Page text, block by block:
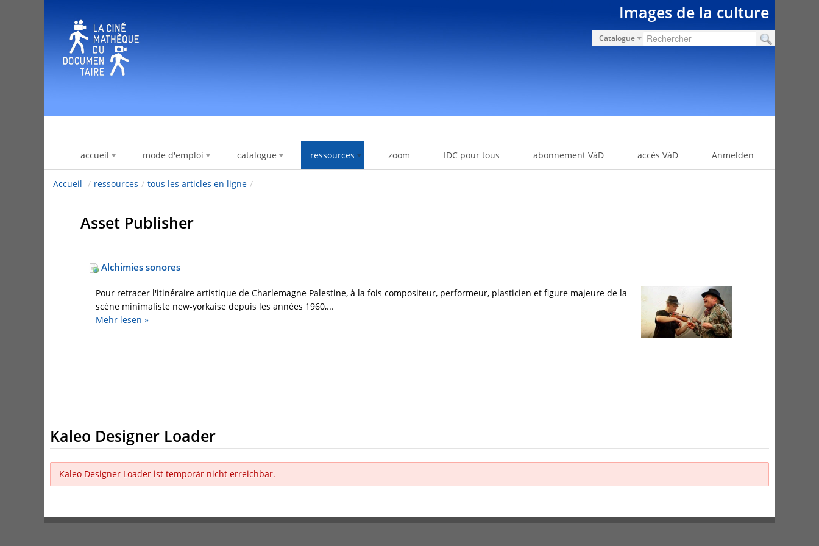
Images de la culture
Catalogue
accueil mode d'emploi catalogue ressources zoom IDC pour tous abonnement VàD accès VàD Anmelden
Accueil / ressources / tous les articles en ligne /
Asset Publisher
Alchimies sonores
Pour retracer l'itinéraire artistique de Charlemagne Palestine, à la fois compositeur, performeur, plasticien et figure majeure de la
scène minimaliste new-yorkaise depuis les années 1960,...
Mehr lesen »
Kaleo Designer Loader
Kaleo Designer Loader ist temporär nicht erreichbar.